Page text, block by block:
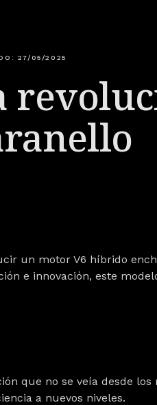
27/05/2025
un motor V6 híbrido
e innovación, este
que no se veía desde
a nuevos niveles.